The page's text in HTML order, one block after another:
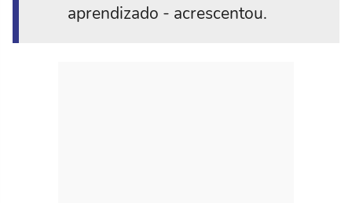
aprendizado - acrescentou.